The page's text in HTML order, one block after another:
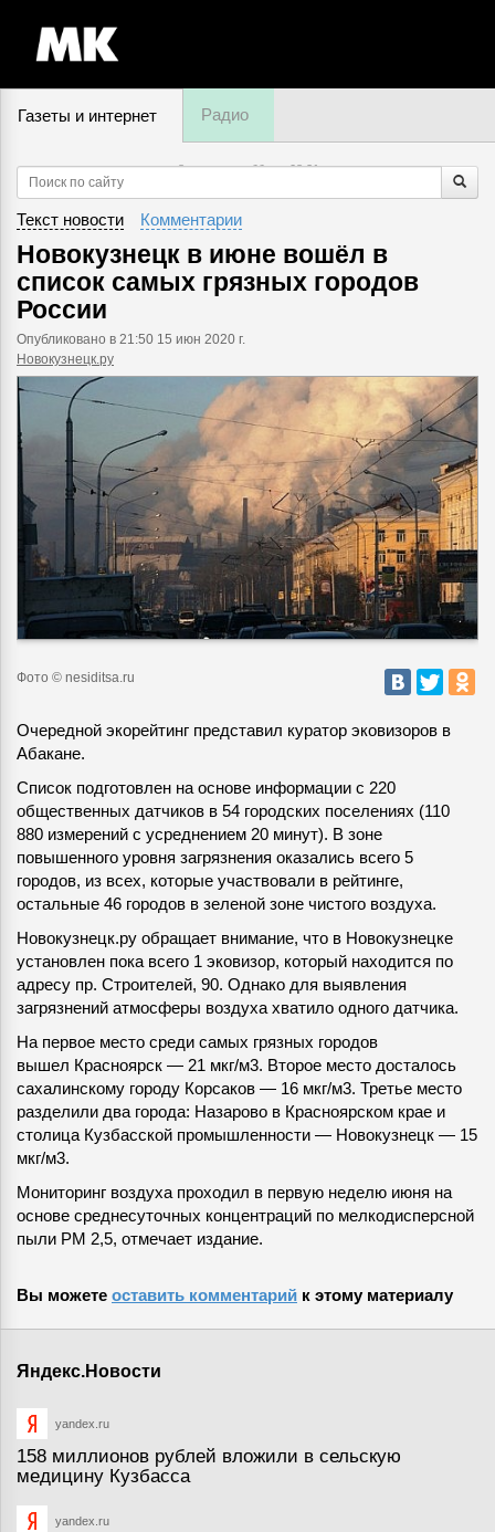
Газеты и интернет Радио
8 августа, суббота,08:31
Текст новости Комментарии
Новокузнецк в июне вошёл в
список самых грязных городов
России
Опубликовано в 21:50 15 июн 2020 г.
Новокузнецк.ру
Фото © nesiditsa.ru
Очередной экорейтинг представил куратор эковизоров в
Абакане.
Список подготовлен на основе информации с 220
общественных датчиков в 54 городских поселениях (110
880 измерений с усреднением 20 минут). В зоне
повышенного уровня загрязнения оказались всего 5
городов, из всех, которые участвовали в рейтинге,
остальные 46 городов в зеленой зоне чистого воздуха.
Новокузнецк.ру обращает внимание, что в Новокузнецке
установлен пока всего 1 эковизор, который находится по
адресу пр. Строителей, 90. Однако для выявления
загрязнений атмосферы воздуха хватило одного датчика.
На первое место среди самых грязных городов
вышел Красноярск — 21 мкг/м3. Второе место досталось
сахалинскому городу Корсаков — 16 мкг/м3. Третье место
разделили два города: Назарово в Красноярском крае и
столица Кузбасской промышленности — Новокузнецк — 15
мкг/м3.
Мониторинг воздуха проходил в первую неделю июня на
основе среднесуточных концентраций по мелкодисперсной
пыли РМ 2,5, отмечает издание.
Вы можете оставить комментарий к этому материалу
Яндекс.Новости
yandex.ru
158 миллионов рублей вложили в сельскую
медицину Кузбасса
yandex.ru